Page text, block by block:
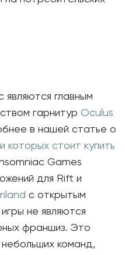
являются главным
гарнитур Oculus
в нашей статье о
которых стоит купить
Games
для Rift и
с открытым
не являются
франшиз. Это
команд,